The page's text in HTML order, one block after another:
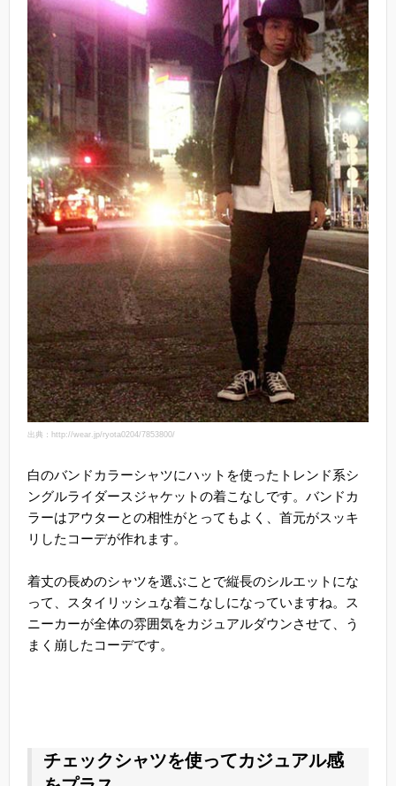
出典：http://wear.jp/ryota0204/7853800/
白のバンドカラーシャツにハットを使ったトレンド系シ
ングルライダースジャケットの着こなしです。バンドカ
ラーはアウターとの相性がとってもよく、首元がスッキ
リしたコーデが作れます。
着丈の長めのシャツを選ぶことで縦長のシルエットにな
って、スタイリッシュな着こなしになっていますね。ス
ニーカーが全体の雰囲気をカジュアルダウンさせて、う
まく崩したコーデです。
チェックシャツを使ってカジュアル感